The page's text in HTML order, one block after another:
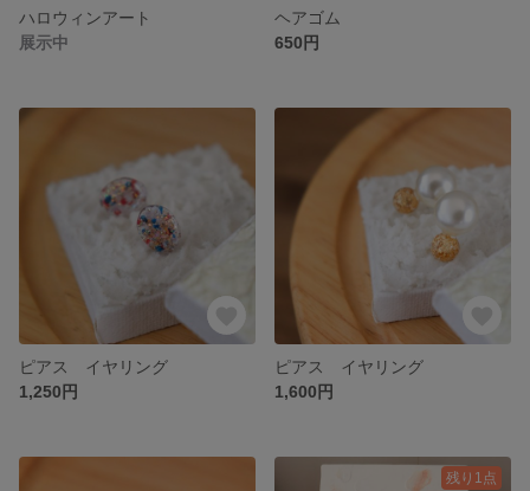
ハロウィンアート
展示中
ヘアゴム
650円
ピアス イヤリング
1,250円
ピアス イヤリング
1,600円
残り1点